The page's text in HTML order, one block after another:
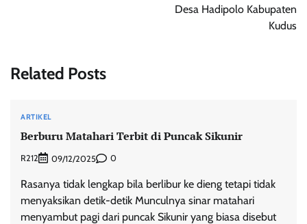
Desa Hadipolo Kabupaten
Kudus
Related Posts
ARTIKEL
Berburu Matahari Terbit di Puncak Sikunir
R212 09/12/2025 0
Rasanya tidak lengkap bila berlibur ke dieng tetapi tidak
menyaksikan detik-detik Munculnya sinar matahari
menyambut pagi dari puncak Sikunir yang biasa disebut